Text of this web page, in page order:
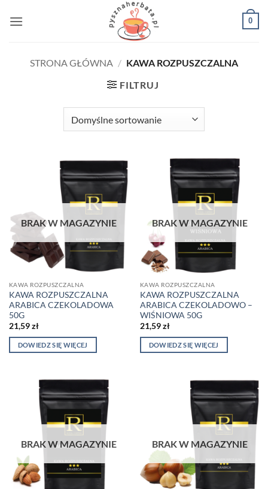
0
STRONA GŁÓWNA / KAWA ROZPUSZCZALNA
FILTRUJ
BRAK W MAGAZYNIE
KAWA ROZPUSZCZALNA
KAWA ROZPUSZCZALNA
ARABICA CZEKOLADOWA
50G
21,59zł
DOWIEDZ SIĘ WIĘCEJ
BRAK W MAGAZYNIE
KAWA ROZPUSZCZALNA
KAWA ROZPUSZCZALNA
ARABICA CZEKOLADOWO –
WIŚNIOWA 50G
21,59zł
DOWIEDZ SIĘ WIĘCEJ
BRAK W MAGAZYNIE BRAK W MAGAZYNIE